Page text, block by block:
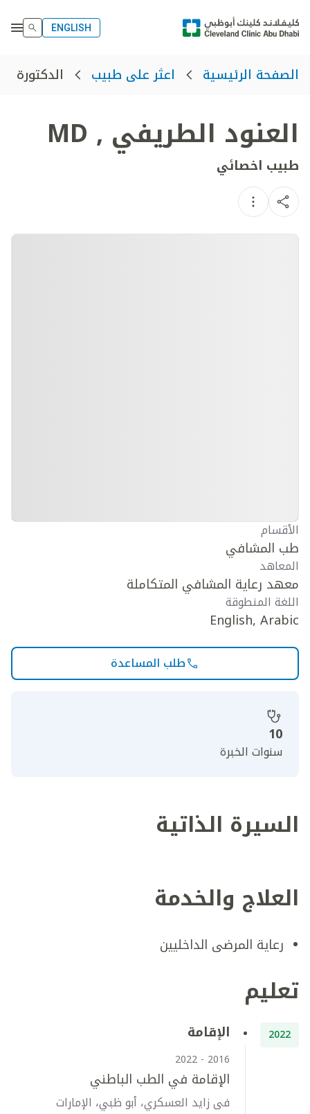
ENGLISH
الصفحة الرئيسية اعثر على طبيب الدكتورة
العنود الطريفي ,
MD
طبيب اخصائي
الأقسام
طب المشافي
المعاهد
معهد رعاية المشافي المتكاملة
اللغة المنطوقة
English, Arabic
طلب المساعدة
10
سنوات الخبرة
السيرة الذاتية
العلاج والخدمة
رعاية المرضى الداخليين
تعليم
2022 الإقامة
2016 - 2022
الإقامة في الطب الباطني
فى زايد العسكري، أبو ظبي، الإمارات